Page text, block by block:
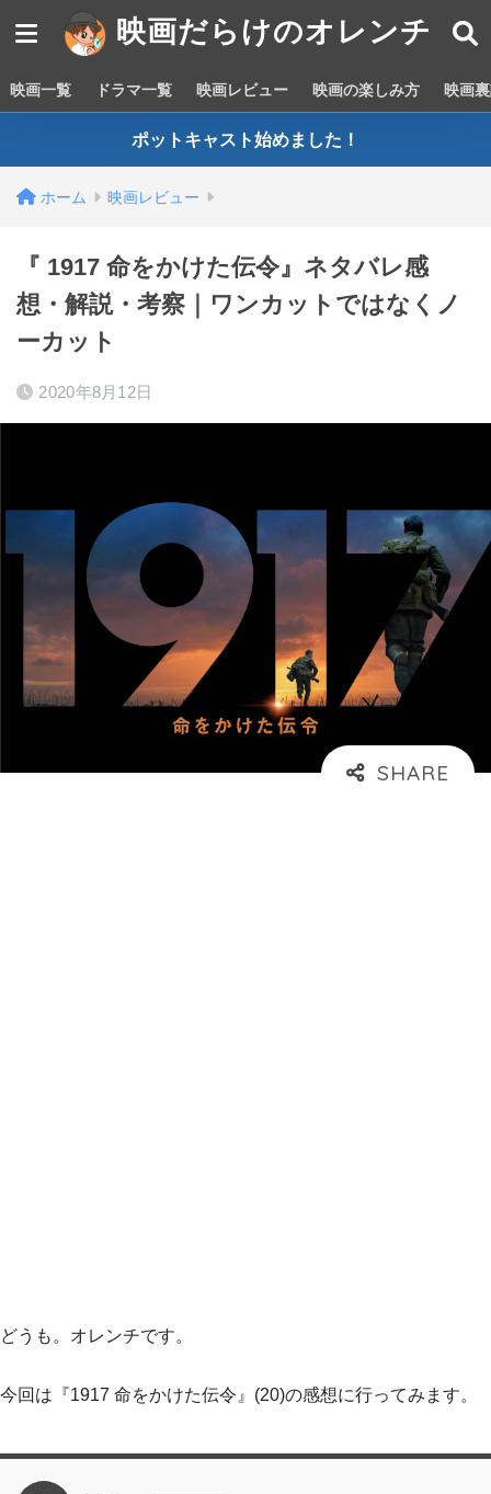
映画だらけのオレンチ
映画一覧 ドラマ一覧 映画レビュー 映画の楽しみ方 映画
ポットキャスト始めました！
ホーム 映画レビュー
『 1917 命をかけた伝令』ネタバレ感
想・解説・考察｜ワンカットではなくノ
ーカット
2020年8月12日
どうも。オレンチです。
今回は『1917 命をかけた伝令』(20)の感想に行ってみます。